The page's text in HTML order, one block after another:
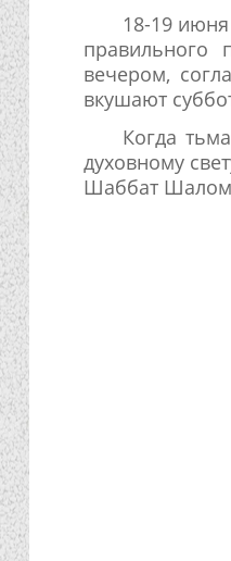
18-19
правильного
вечером,
вкушают
Когда
духовному
Шаббат